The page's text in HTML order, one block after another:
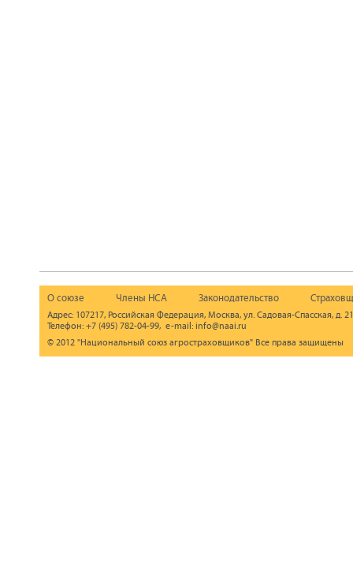
О союзе Члены НСА Законодательство
Адрес: 107217, Российская Федерация, Москва, ул. Садовая-Спасская, д.
Телефон: +7 (495) 782-04-99, e-mail: info@naai.ru
© 2012 "Национальный союз агростраховщиков" Все права защищены